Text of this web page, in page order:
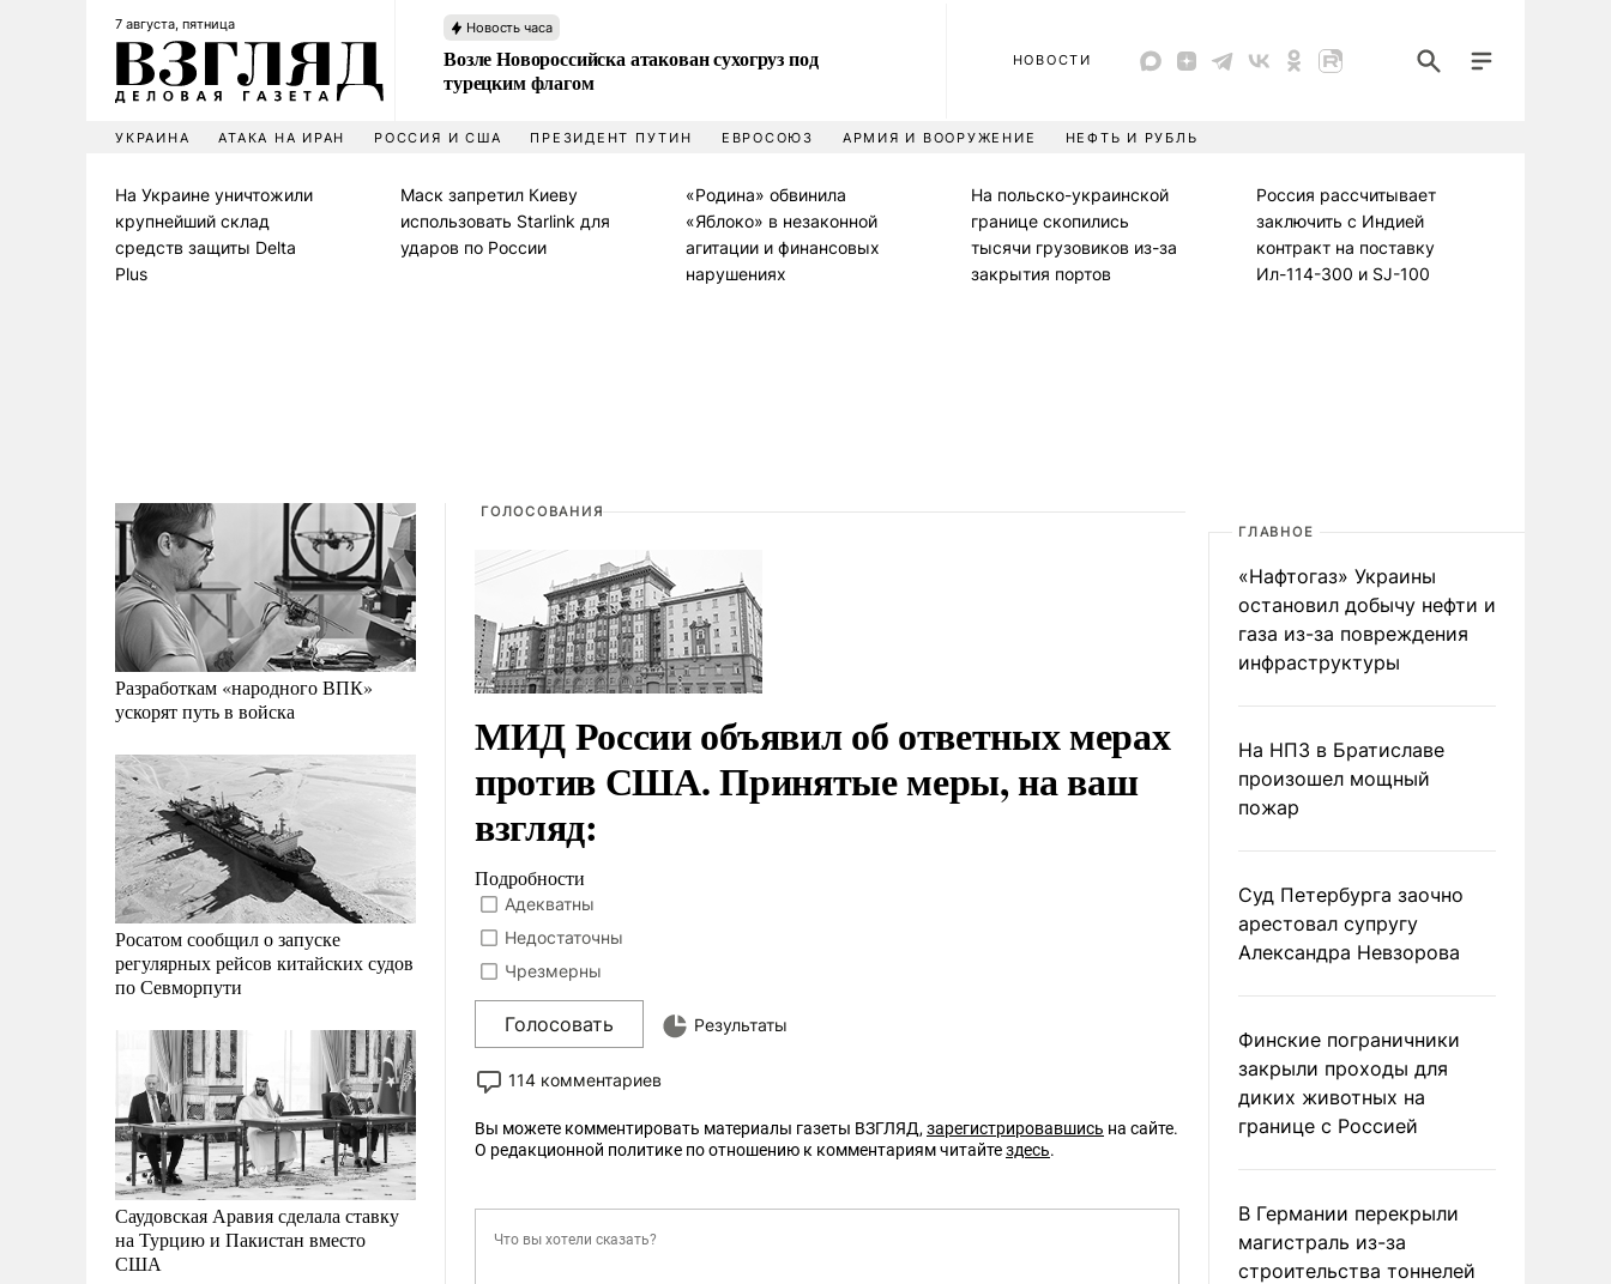
7 августа, пятница Новость часа
Возле Новороссийска атакован сухогруз под
турецким флагом
НОВОСТИ
УКРАИНА АТАКА НА ИРАН РОССИЯ И США ПРЕЗИДЕНТ ПУТИН ЕВРОСОЮЗ АРМИЯ И ВООРУЖЕНИЕ НЕФТЬ И РУБЛЬ
На Украине уничтожили
крупнейший склад
средств защиты Delta
Plus
Маск запретил Киеву
использовать Starlink для
ударов по России
«Родина» обвинила
«Яблоко» в незаконной
агитации и финансовых
нарушениях
На польско-украинской
границе скопились
тысячи грузовиков из-за
закрытия портов
Россия рассчитывает
заключить с Индией
контракт на поставку
Ил-114-300 и SJ-100
Разработкам «народного ВПК»
ускорят путь в войска
Росатом сообщил о запуске
регулярных рейсов китайских судов
по Севморпути
Саудовская Аравия сделала ставку
на Турцию и Пакистан вместо
США
ГОЛОСОВАНИЯ
МИД России объявил об ответных мерах
против США. Принятые меры, на ваш
взгляд:
Подробности
Адекватны
Недостаточны
Чрезмерны
Голосовать Результаты
114 комментариев
Вы можете комментировать материалы газеты ВЗГЛЯД, зарегистрировавшись на сайте.
О редакционной политике по отношению к комментариям читайтездесь.
ГЛАВНОЕ
«Нафтогаз» Украины
остановил добычу нефти и
газа из-за повреждения
инфраструктуры
На НПЗ в Братиславе
произошел мощный
пожар
Суд Петербурга заочно
арестовал супругу
Александра Невзорова
Финские пограничники
закрыли проходы для
диких животных на
границе с Россией
В Германии перекрыли
магистраль из-за
строительства тоннелей